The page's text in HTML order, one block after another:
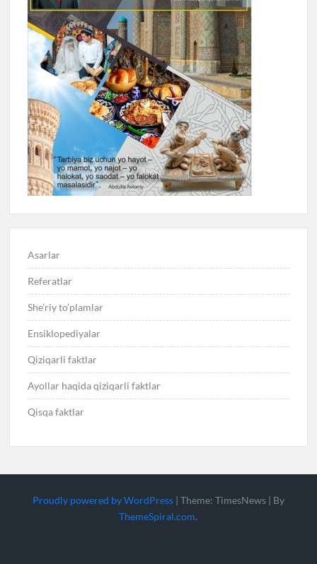
Asarlar
Referatlar
She’riy to’plamlar
Ensiklopediyalar
Qiziqarli faktlar
Ayollar haqida qiziqarli faktlar
Qisqa faktlar
Proudly powered by WordPress | Theme: TimesNews | By
ThemeSpiral.com.